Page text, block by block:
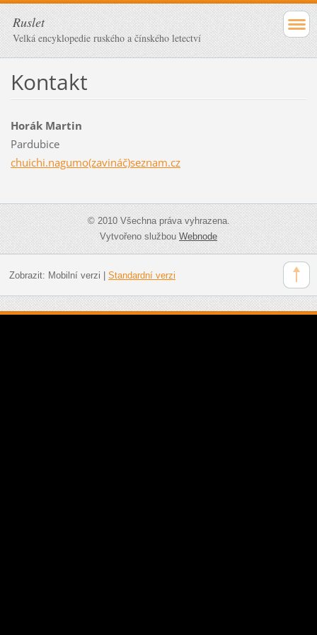
Ruslet
Velká encyklopedie ruského a čínského letectví
Kontakt
Horák Martin
Pardubice
chuichi.nagumo(zavináč)seznam.cz
© 2010 Všechna práva vyhrazena.
Vytvořeno službouWebnode
Zobrazit: Mobilní verzi Standardní verzi